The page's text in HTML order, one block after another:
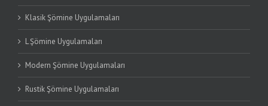
Klasik Şömine Uygulamaları
L Şömine Uygulamaları
Modern Şömine Uygulamaları
Rustik Şömine Uygulamaları